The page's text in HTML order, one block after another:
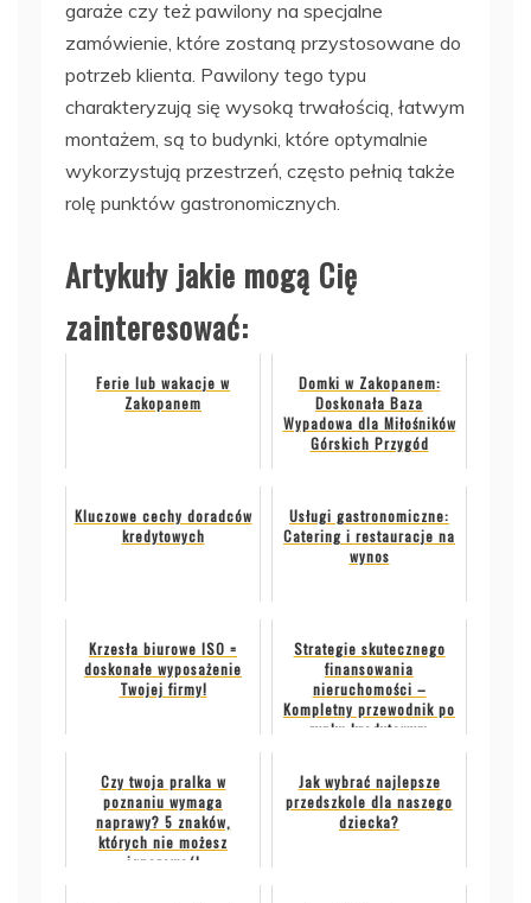
garaże czy też pawilony na specjalne
zamówienie, które zostaną przystosowane do
potrzeb klienta. Pawilony tego typu
charakteryzują się wysoką trwałością, łatwym
montażem, są to budynki, które optymalnie
wykorzystują przestrzeń, często pełnią także
rolę punktów gastronomicznych.
Artykuły jakie mogą Cię
zainteresować:
Ferie lub wakacje w
Zakopanem
Domki w Zakopanem:
Doskonała Baza
Wypadowa dla Miłośników
Górskich Przygód
Kluczowe cechy doradców
kredytowych
Usługi gastronomiczne:
Catering i restauracje na
wynos
Krzesła biurowe ISO =
doskonałe wyposażenie
Twojej firmy!
Strategie skutecznego
finansowania
nieruchomości –
Kompletny przewodnik po
rynku kredytowym
Czy twoja pralka w
poznaniu wymaga
naprawy? 5 znaków,
których nie możesz
ignorować!
Jak wybrać najlepsze
przedszkole dla naszego
dziecka?